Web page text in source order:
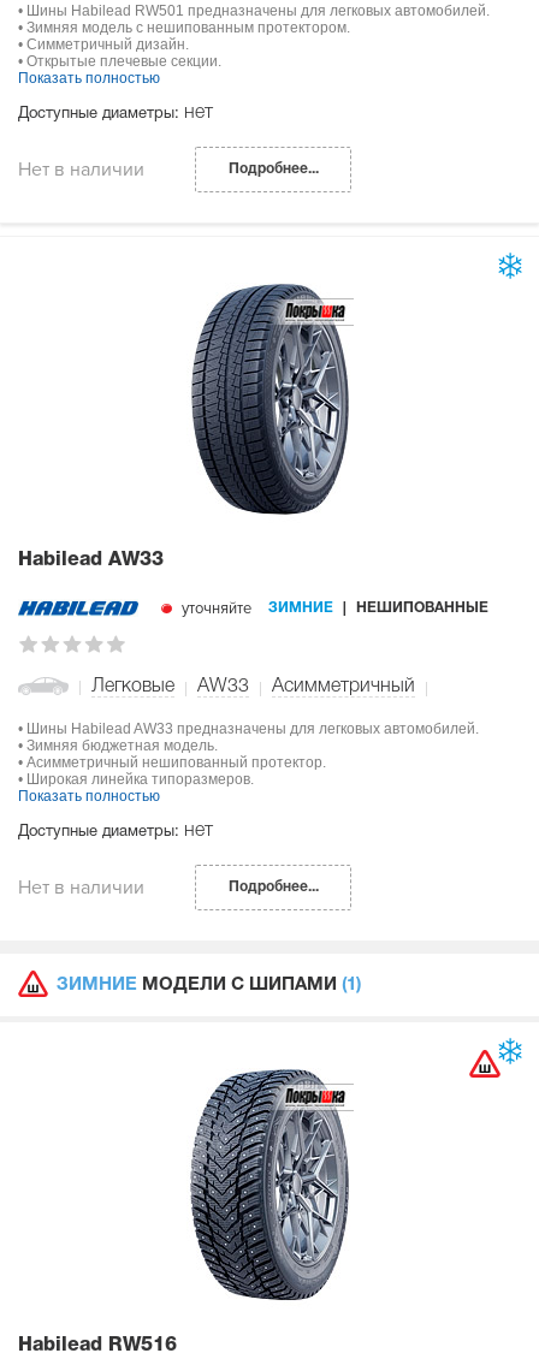
• Шины Habilead RW501 предназначены для легковых автомобилей.
• Зимняя модель с нешипованным протектором.
• Симметричный дизайн.
• Открытые плечевые секции.
Показать полностью
Доступные диаметры: нет
Нет в наличии Подробнее...
Habilead AW33
уточняйте ЗИМНИЕ НЕШИПОВАННЫЕ
Легковые AW33 Асимметричный
• Шины Habilead AW33 предназначены для легковых автомобилей.
• Зимняя бюджетная модель.
• Асимметричный нешипованный протектор.
• Широкая линейка типоразмеров.
Показать полностью
Доступные диаметры: нет
Нет в наличии Подробнее...
ЗИМНИЕ МОДЕЛИ С ШИПАМИ (1)
Habilead RW516